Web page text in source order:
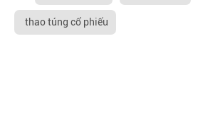
thao túng cổ phiếu